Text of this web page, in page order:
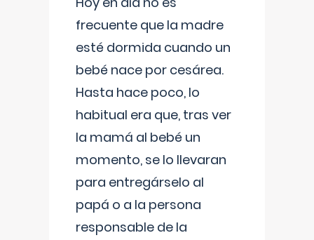
frecuente que la madre
esté dormida cuando un
bebé nace por cesárea.
Hasta hace poco, lo
habitual era que, tras ver
la mamá al bebé un
momento, se lo llevaran
para entregárselo al
papá o a la persona
responsable de la